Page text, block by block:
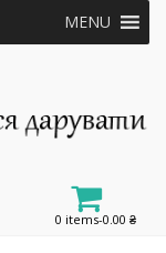
MENU
0 items-0.00₴